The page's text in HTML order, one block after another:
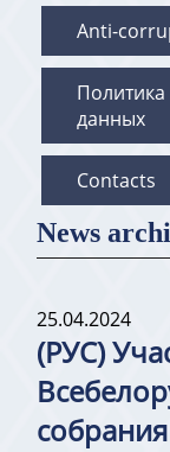
Anti-
данных
Contacts
News
25.04.2024
(РУС)
собрания